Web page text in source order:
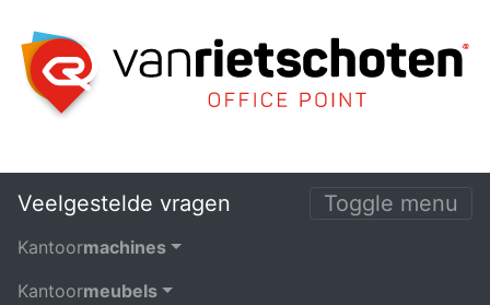
Veelgestelde vragen Toggle menu
Kantoormachines
Kantoormeubels